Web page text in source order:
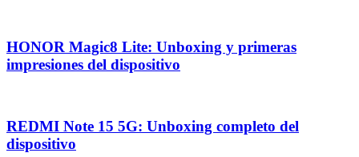
HONOR Magic8 Lite: Unboxing y primeras
impresiones del dispositivo
REDMI Note 15 5G: Unboxing completo del
dispositivo